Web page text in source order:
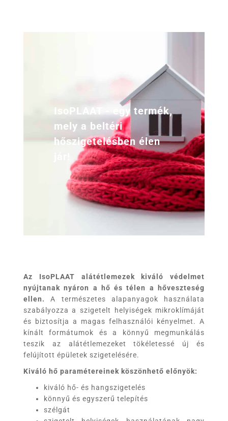
IsoPLAAT - egy termék,
mely a beltéri
hőszigetelésben élen
Az IsoPLAAT alátétlemezek
kiváló védelmet
nyújtanak nyáron a hő és télen a hőveszteség
ellen.
A természetes alapanyagok használata
szabályozza a szigetelt helyiségek mikroklímáját
és biztosítja a magas felhasználói kényelmet. A
kínált formátumok és a könnyű megmunkálás
teszik az alátétlemezeket tökéletessé új és
felújított épületek szigetelésére.
Kiváló hő paramétereinek köszönhető előnyök:
kiváló hő- és hangszigetelés
könnyű és egyszerű telepítés
szélgát